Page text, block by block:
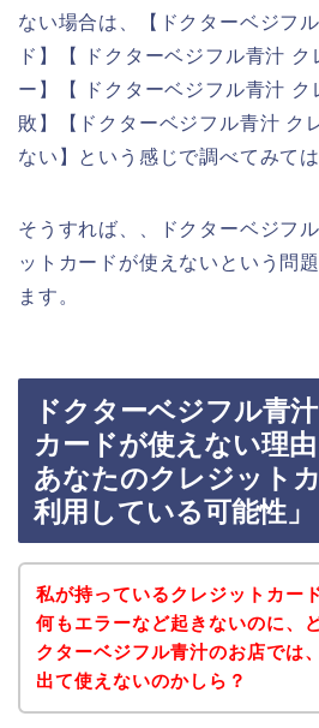
ない場合は、【ドクターベジフ
ド】【 ドクターベジフル青汁
ー】【 ドクターベジフル青汁
敗】【ドクターベジフル青汁 ク
ない】という感じで調べてみて
そうすれば、、ドクターベジフ
ットカードが使えないという問
ます。
ドクターベジフル青
カードが使えない理
あなたのクレジット
利用している可能性」
私が持っているクレジットカー
何もエラーなど起きないのに、
クターベジフル青汁のお店では
出て使えないのかしら？